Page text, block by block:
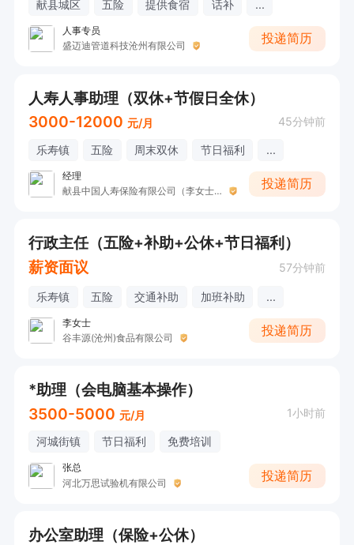
献县城区 五险 提供食宿 话补 ...
人事专员
盛迈迪管道科技沧州有限公司
投递简历
人寿人事助理（双休+节假日全休）
3000-12000 元/月 45分钟前
乐寿镇 五险 周末双休 节日福利 ...
经理
献县中国人寿保险有限公司（李女士）
投递简历
行政主任（五险+补助+公休+节日福利）
薪资面议
57分钟前
乐寿镇 五险 交通补助 加班补助 ...
李女士
谷丰源(沧州)食品有限公司
投递简历
*助理（会电脑基本操作）
3500-5000 元/月 1小时前
河城街镇 节日福利 免费培训
张总
河北万思试验机有限公司
投递简历
办公室助理（保险+公休）